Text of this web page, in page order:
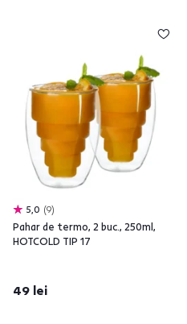
5,0 9
Pahar de termo, 2 buc., 250ml,
HOTCOLD TIP 17
49 lei